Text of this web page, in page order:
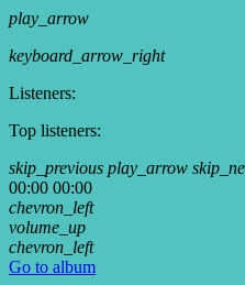
play_arrow
keyboard_arrow_right
Listeners:
Top listeners:
skip_previous play_arrow
00:00 00:00
chevron_left
volume_up
chevron_left
Go to album